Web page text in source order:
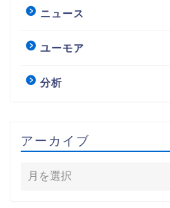
ニュース
ユーモア
分析
アーカイブ